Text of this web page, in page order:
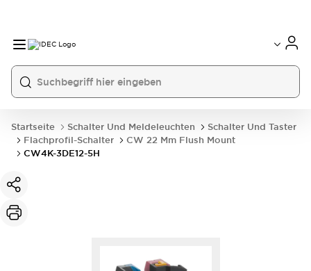
Startseite Schalter Und Meldeleuchten
Schalter Und Taster
Flachprofil-Schalter
CW 22 Mm Flush Mount
CW4K-3DE12-5H